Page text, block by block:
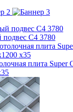
C4 3780
плита